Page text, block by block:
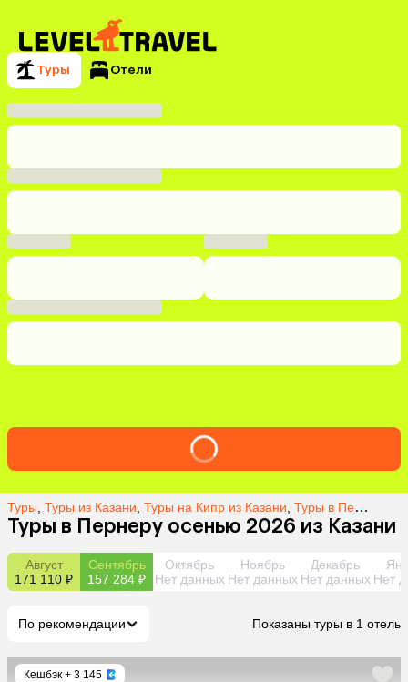
Туры Отели
Туры Туры из Казани Туры на Кипр из Казани Туры в Пернеру из Казани
Туры в Пернеру осенью 2026 из Казани
Август
171 110 ₽
Сентябрь
157 284 ₽
Октябрь
Нет данных
Ноябрь
Нет данных
Декабрь
Нет данных Нет
По рекомендации Показаны туры в 1 отель
Кешбэк + 3 145